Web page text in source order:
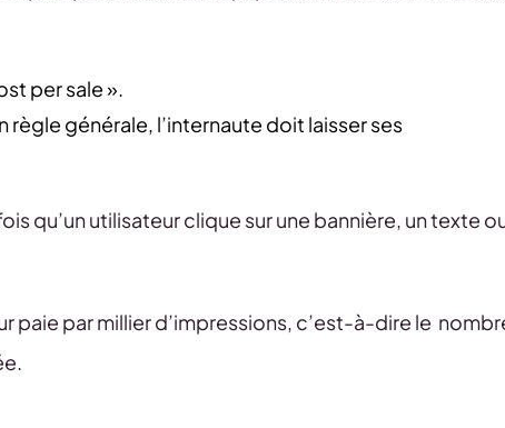
per sale ».
règle générale, l’internaute doit laisser ses
qu’un utilisateur clique sur une bannière, un texte
paie par millier d’impressions, c’est-à-dire le